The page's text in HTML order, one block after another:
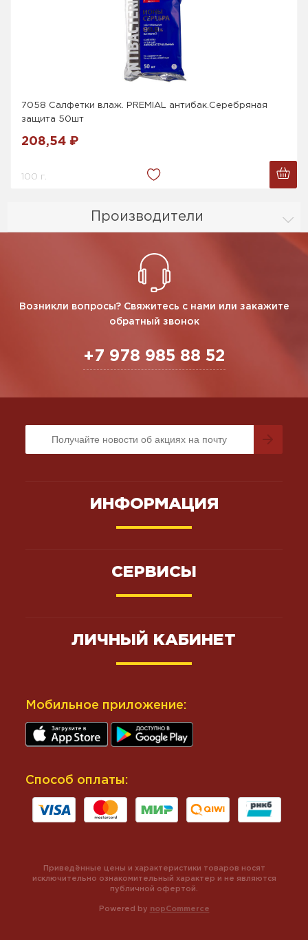
Производители
7058 Салфетки влаж. PREMIAL антибак.Серебряная
защита 50шт
208,54 ₽
100 г.
Возникли вопросы? Свяжитесь с нами или закажите
обратный звонок
+7 978 985 88 52
ИНФОРМАЦИЯ
СЕРВИСЫ
ЛИЧНЫЙ КАБИНЕТ
Мобильное приложение:
Способ оплаты:
Powered by nopCommerce
Приведённые цены и характеристики товаров носят
исключительно ознакомительный характер и не являются
публичной офертой.